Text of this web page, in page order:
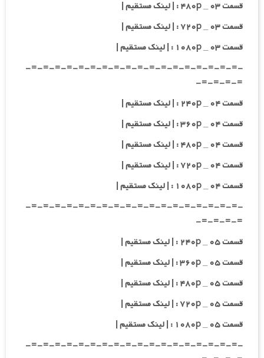
قسمت ۰۳ _ ۴۸۰p : | لینک مستقیم |
قسمت ۰۳ _ ۷۲۰p : | لینک مستقیم |
قسمت ۰۳ _ ۱۰۸۰p : | لینک مستقیم |
-=-=-=-=-=-=-=-=-=-=-=-=-=-=-=-=-=-=-
=-=-=-=-
قسمت ۰۴ _ ۲۴۰p : | لینک مستقیم |
قسمت ۰۴ _ ۳۶۰p : | لینک مستقیم |
قسمت ۰۴ _ ۴۸۰p : | لینک مستقیم |
قسمت ۰۴ _ ۷۲۰p : | لینک مستقیم |
قسمت ۰۴ _ ۱۰۸۰p : | لینک مستقیم |
-=-=-=-=-=-=-=-=-=-=-=-=-=-=-=-=-=-=-
=-=-=-=-
قسمت ۰۵ _ ۲۴۰p : | لینک مستقیم |
قسمت ۰۵ _ ۳۶۰p : | لینک مستقیم |
قسمت ۰۵ _ ۴۸۰p : | لینک مستقیم |
قسمت ۰۵ _ ۷۲۰p : | لینک مستقیم |
قسمت ۰۵ _ ۱۰۸۰p : | لینک مستقیم |
-=-=-=-=-=-=-=-=-=-=-=-=-=-=-=-=-=-=-